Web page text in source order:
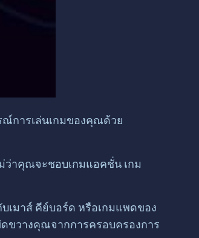
ณ์การเล่นเกมของคุณด้วย
ว่าคุณจะชอบเกมแอคชั่น เกม
เมาส์ คีย์บอร์ด หรือเกมแพดของ
ขวางคุณจากการครอบครองการ